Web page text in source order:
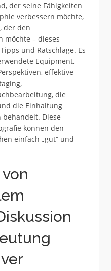
der seine Fähigkeiten
verbessern möchte,
der den
möchte – dieses
und Ratschläge. Es
Equipment,
effektive
die
die Einhaltung
Diese
können den
einfach „gut“ und